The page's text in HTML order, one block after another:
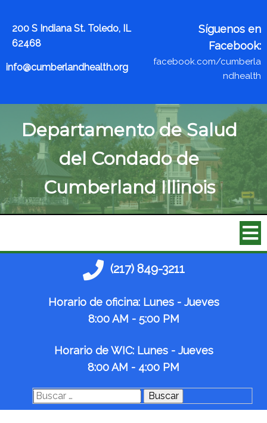
200 S Indiana St. Toledo, IL
62468
info@cumberlandhealth.org
Síguenos en
Facebook:
facebook.com/cumberla
ndhealth
Departamento de Salud
del Condado de
Cumberland Illinois
(217) 849-3211
Horario de oficina: Lunes - Jueves
8:00 AM - 5:00 PM
Horario de WIC: Lunes - Jueves
8:00 AM - 4:00 PM
Buscar: